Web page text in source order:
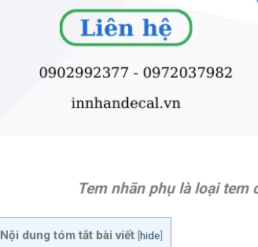
Tem nhãn phụ là loại tem
Nội dung tóm tắt bài viết [hide]